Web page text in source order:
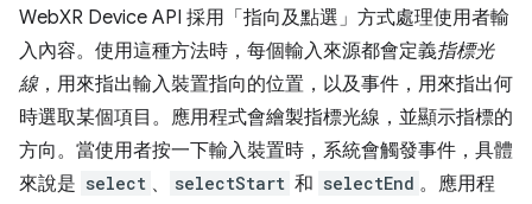
WebXR Device API 採用「指向及點選」方式處理使用者輸
入內容。使用這種方法時，每個輸入來源都會定義指標光
線，用來指出輸入裝置指向的位置，以及事件，用來指出何
時選取某個項目。應用程式會繪製指標光線，並顯示指標的
方向。當使用者按一下輸入裝置時，系統會觸發事件，具體
來說是 select 、 selectStart 和 selectEnd 。應用程